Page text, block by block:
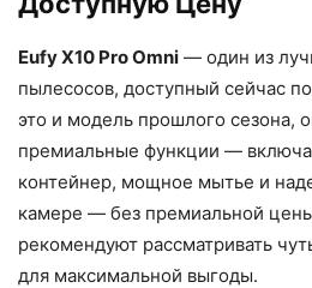
Eufy X10 Pro Omni — один из
пылесосов, доступный сейчас
это и модель прошлого сезона,
премиальные функции —
контейнер, мощное мытье и
камере — без премиальной
рекомендуют рассматривать
для максимальной выгоды.